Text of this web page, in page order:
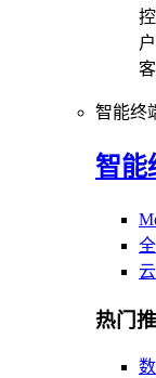
智能终
智能
热门